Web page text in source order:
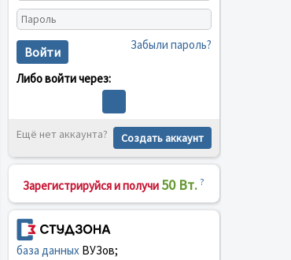
Войти Забыли пароль?
Либо войти через:
Ещё нет аккаунта? Создать аккаунт
Зарегистрируйся и получи 50 Вт. ?
база данныхВУЗов;